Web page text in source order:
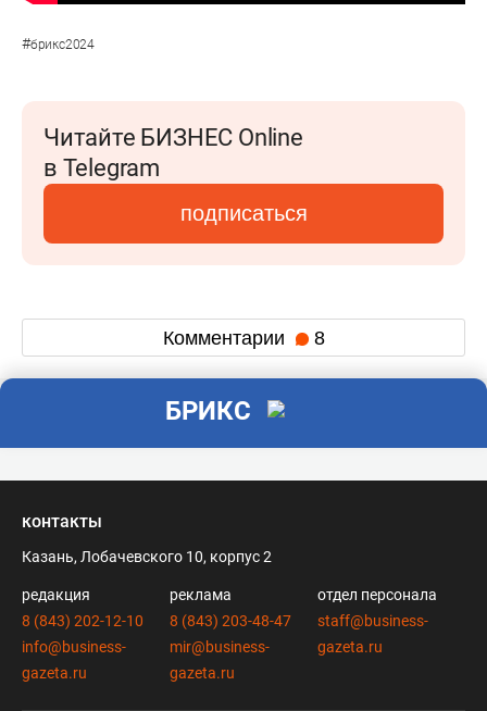
#брикс2024
Читайте БИЗНЕС Online
в Telegram
подписаться
Комментарии 8
БРИКС
контакты
Казань, Лобачевского 10, корпус 2
редакция
8 (843) 202-12-10
info@business-
gazeta.ru
реклама
8 (843) 203-48-47
mir@business-
gazeta.ru
отдел персонала
staff@business-
gazeta.ru